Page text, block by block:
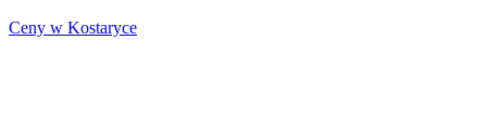
Ceny w Kostaryce